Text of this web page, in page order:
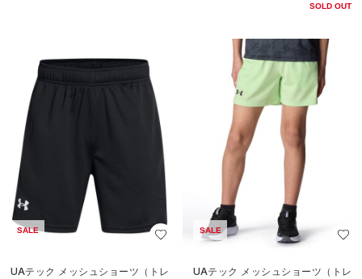
SOLD OUT
SALE
UAテック メッシュショーツ（トレ
SALE
UAテック メッシュショーツ（トレ